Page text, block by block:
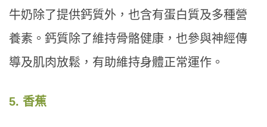
牛奶除了提供鈣質外，也含有蛋白質及多種營
養素。鈣質除了維持骨骼健康，也參與神經傳
導及肌肉放鬆，有助維持身體正常運作。
5. 香蕉